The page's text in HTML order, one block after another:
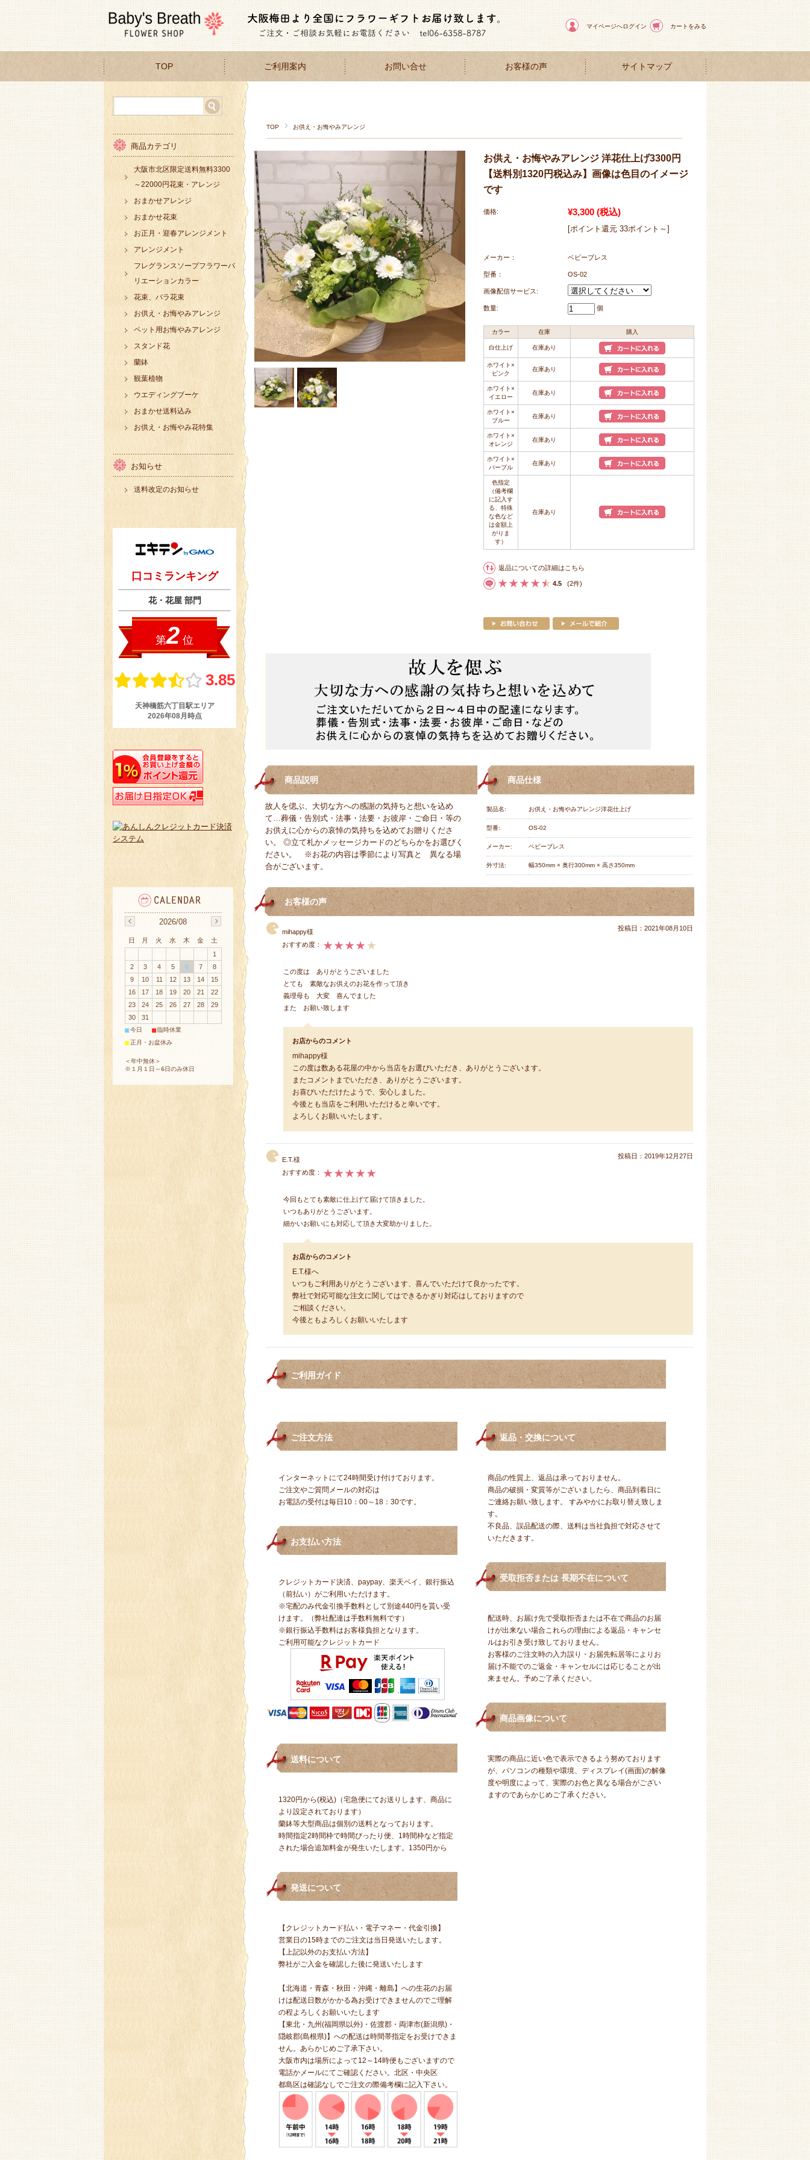
マイページへログイン カートをみる
TOP ご利用案内 お問い合せ お客様の声 サイトマップ
TOP お供え・お悔やみアレンジ
お供え・お悔やみアレンジ 洋花仕上げ3300円
【送料別1320円税込み】画像は色目のイメージ
です
価格: ¥3,300 (税込)
[ポイント還元 33ポイント～]
メーカー： ベビーブレス
型番： OS‐02
画像配信サービス:
数量: 個
カラー 在庫 購入
白仕上げ 在庫あり
ホワイト×
ピンク
在庫あり
ホワイト×
イエロー
在庫あり
ホワイト×
ブルー
在庫あり
ホワイト×
オレンジ
在庫あり
ホワイト×
パープル
在庫あり
色指定
（備考欄
に記入す
る、特殊
な色など
は金額上
がりま
す）
在庫あり
返品についての詳細はこちら
4.5 (2件)
商品説明
故人を偲ぶ、大切な方への感謝の気持ちと想いを込め
て…葬儀・告別式・法事・法要・お彼岸・ご命日・等の
お供えに心からの哀悼の気持ちを込めてお贈りくださ
い。 ◎立て札かメッセージカードのどちらかをお選びく
ださい。 ※お花の内容は季節により写真と 異なる場
合がございます。
商品仕様
製品名: お供え・お悔やみアレンジ洋花仕上げ
型番: OS‐02
メーカー: ベビーブレス
外寸法: 幅350mm × 奥行300mm × 高さ350mm
お客様の声
mihappy様 投稿日： 2021年08月10日
おすすめ度：
この度は ありがとうございました
とても 素敵なお供えのお花を作って頂き
義理母も 大変 喜んでました
また お願い致します
お店からのコメント
mihappy様
この度は数ある花屋の中から当店をお選びいただき、ありがとうございます。
またコメントまでいただき、ありがとうございます。
お喜びいただけたようで、安心しました。
今後とも当店をご利用いただけると幸いです。
よろしくお願いいたします。
E.T.様 投稿日： 2019年12月27日
おすすめ度：
今回もとても素敵に仕上げて届けて頂きました。
いつもありがとうございます。
細かいお願いにも対応して頂き大変助かりました。
お店からのコメント
E.T.様へ
いつもご利用ありがとうございます、喜んでいただけて良かったです。
弊社で対応可能な注文に関してはできるかぎり対応はしておりますので
ご相談ください。
今後ともよろしくお願いいたします
ご利用ガイド
ご注文方法
インターネットにて24時間受け付けております。
ご注文やご質問メールの対応は
お電話の受付は毎日10：00～18：30です。
お支払い方法
クレジットカード決済、paypay、楽天ペイ、銀行振込
（前払い）がご利用いただけます。
※宅配のみ代金引換手数料として別途440円を貰い受
けます。（弊社配達は手数料無料です）
※銀行振込手数料はお客様負担となります。
ご利用可能なクレジットカード
送料について
1320円から(税込)（宅急便にてお送りします、商品に
より設定されております）
蘭鉢等大型商品は個別の送料となっております。
時間指定2時間枠で時間ぴったり便、1時間枠など指定
された場合追加料金が発生いたします。1350円から
発送について
【クレジットカード払い・電子マネー・代金引換】
営業日の15時までのご注文は当日発送いたします。
【上記以外のお支払い方法】
弊社がご入金を確認した後に発送いたします
【北海道・青森・秋田・沖縄・離島】への生花のお届
けは配送日数がかかる為お受けできませんのでご理解
の程よろしくお願いいたします
【東北・九州(福岡県以外)・佐渡郡・両津市(新潟県)・
隠岐郡(島根県)】への配送は時間帯指定をお受けできま
せん。あらかじめご了承下さい。
大阪市内は場所によって12～14時便もございますので
電話かメールにてご確認ください。北区・中央区
都島区は確認なしでご注文の際備考欄に記入下さい。
返品・交換について
商品の性質上、返品は承っておりません。
商品の破損・変質等がございましたら、商品到着日に
ご連絡お願い致します。 すみやかにお取り替え致しま
す。
不良品、誤品配送の際、送料は当社負担で対応させて
いただきます。
受取拒否または 長期不在について
配送時、お届け先で受取拒否または不在で商品のお届
けが出来ない場合これらの理由による返品・キャンセ
ルはお引き受け致しておりません。
お客様のご注文時の入力誤り・お届先転居等によりお
届け不能でのご返金・キャンセルには応じることが出
来ません。予めご了承ください。
商品画像について
実際の商品に近い色で表示できるよう努めております
が、パソコンの種類や環境、ディスプレイ(画面)の解像
度や明度によって、実際のお色と異なる場合がござい
ますのであらかじめご了承ください。
商品カテゴリ
大阪市北区限定送料無料3300
～22000円花束・アレンジ
おまかせアレンジ
おまかせ花束
お正月・迎春アレンジメント
アレンジメント
フレグランスソープフラワーバ
リエーションカラー
花束、バラ花束
お供え・お悔やみアレンジ
ペット用お悔やみアレンジ
スタンド花
蘭鉢
観葉植物
ウエディングブーケ
おまかせ送料込み
お供え・お悔やみ花特集
お知らせ
送料改定のお知らせ
2026/08
日 月 火 水 木 金
土
1
2
3 4 5 6 7
8
9
10 11 12 13 14
15
16
17 18 19 20 21
22
23
24 25 26 27 28
29
30
31
■今日 ■臨時休業
■正月・お盆休み
＜年中無休＞
※１月１日～6日のみ休日